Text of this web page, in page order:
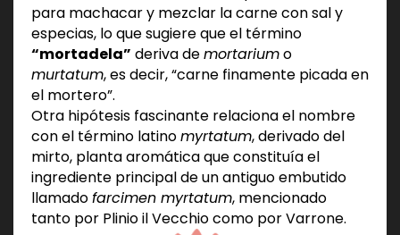
para machacar y mezclar la carne con sal y
especias, lo que sugiere que el término
“mortadela” deriva demortariumo
murtatum, es decir, “carne finamente picada en
el mortero”.
Otra hipótesis fascinante relaciona el nombre
con el término latinomyrtatum, derivado del
mirto, planta aromática que constituía el
ingrediente principal de un antiguo embutido
llamadofarcimen myrtatum, mencionado
tanto por Plinio il Vecchio como por Varrone.